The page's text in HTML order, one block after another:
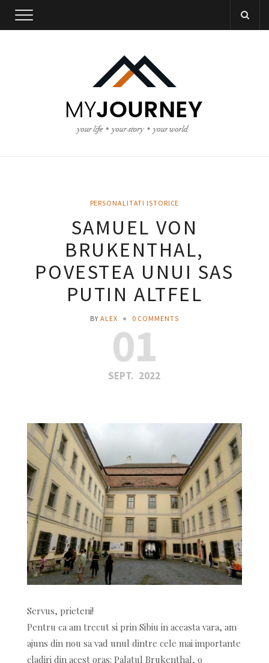
PERSONALITATI ISTORICE
SAMUEL VON
BRUKENTHAL,
POVESTEA UNUI SAS
PUTIN ALTFEL
BY ALEX ● 0 COMMENTS
01
SEPT. 2022
Servus, prieteni!
Pentru ca am trecut si prin Sibiu in aceasta vara, am
ajuns din nou sa vad unul dintre cele mai importante
cladiri din acest oras: Palatul Brukenthal, o